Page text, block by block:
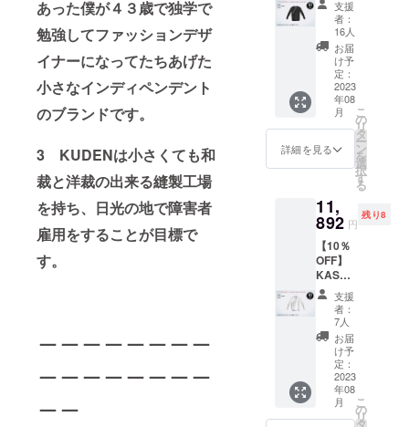
あった僕が４３歳で独学で
勉強してファッションデザ
イナーになってたちあげた
小さなインディペンデント
のブランドです。
3 KUDENは小さくても和
裁と洋裁の出来る縫製工場
を持ち、日光の地で障害者
雇用をすることが目標で
す。
Color&
Collar)
・定価
11,880
→10,69
2円 + 送
料1,200
円 ・税
込み、
送料込
み価格
イプ：
Color&
Collar
（二重
襟） ・
7月〜8
月発送
予定 ==
下記オ
プショ
ンをお
選び下
さい==
・サイ
ズ：XS
/ S / M /
支援
者：
16人
お届
け予
定：
2023
年08
月
詳細を見る
こ
の
リ
タ
ー
ン
を
選
択
す
る
11,
892 円
残り8
【10％
OFF】
KASAN
E Shirt (
Lace
Collar)
・定価
11,880
→10,69
2円 + 送
料1,200
円 ・税
支援
者：
7人
お届
け予
定：
2023
年08
月
こ
の
リ